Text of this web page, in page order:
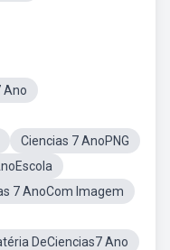
Ano
Ciencias 7 AnoPNG
7 AnoCom Imagem
DeCiencias7 Ano